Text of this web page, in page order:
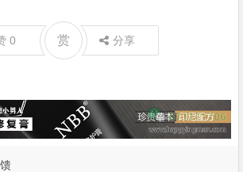
0 赏 分享